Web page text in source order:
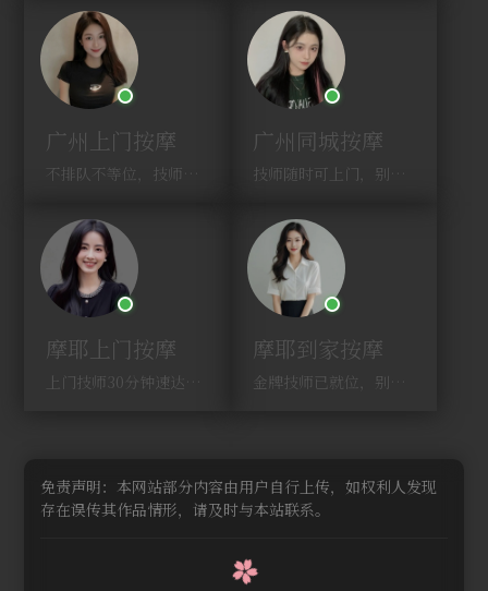
广州上门按摩
不排队不等位，技师直奔你家！
广州同城按摩
技师随时可上门，别啰嗦，赶紧约！
摩耶上门按摩
上门技师30分钟速达，别问，快约！
摩耶到家按摩
金牌技师已就位，别纠结，马上预约！
免责声明：本网站部分内容由用户自行上传，如权利人发现
存在误传其作品情形，请及时与本站联系。